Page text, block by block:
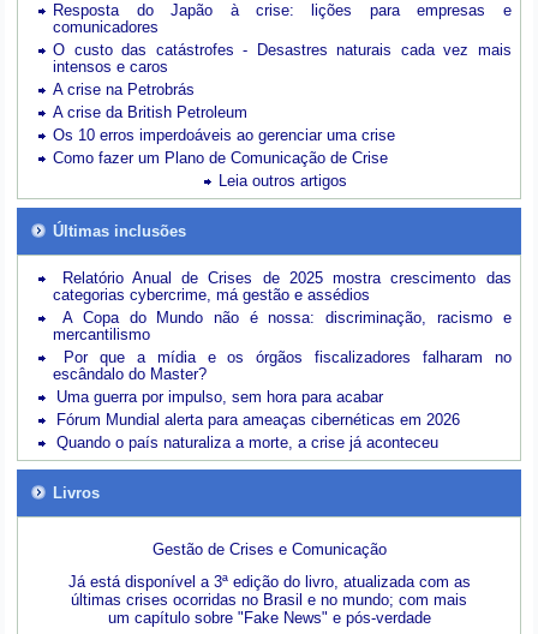
Resposta do Japão à crise: lições para empresas e
comunicadores
O custo das catástrofes -
Desastres naturais cada vez mais
intensos e caros
A crise na Petrobrás
A crise da British Petroleum
Os 10 erros imperdoáveis ao gerenciar uma crise
Como fazer um Plano de Comunicação de Crise
Leia outros artigos
Últimas inclusões
Relatório Anual de Crises de 2025 mostra crescimento das
categorias cybercrime, má gestão e assédios
A Copa do Mundo não é nossa: discriminação, racismo e
mercantilismo
Por que a mídia e os órgãos fiscalizadores falharam no
escândalo do Master?
Uma guerra por impulso, sem hora para acabar
Fórum Mundial alerta para ameaças cibernéticas em 2026
Quando o país naturaliza a morte, a crise já aconteceu
Livros
Gestão de Crises e Comunicação
Já está disponível a 3ª edição do livro, atualizada com as
últimas crises ocorridas no Brasil e no mundo; com mais
um capítulo sobre "Fake News" e pós-verdade